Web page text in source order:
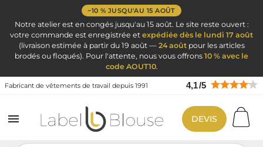
−10 % JUSQU'AU 15 AOÛT
Notre atelier est en congés jusqu'au 15 août. Le site reste ouvert :
votre commande est enregistrée et expédiée dès le lundi 17 août
(livraison estimée à partir du 19 août — 24 aoûtpour les articles
brodés ou floqués). Pour l'attente, nous vous offrons 10 % avec le
code AOUT10.
Fabricant de vêtements de travail depuis 1991 4,1/5
 DEVIS
Vêtement de travail Blouse médicale Blouse Dentiste
Blouse